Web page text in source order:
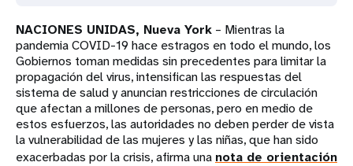
NACIONES UNIDAS, Nueva York – Mientras la
pandemia COVID-19 hace estragos en todo el mundo, los
Gobiernos toman medidas sin precedentes para limitar la
propagación del virus, intensifican las respuestas del
sistema de salud y anuncian restricciones de circulación
que afectan a millones de personas, pero en medio de
estos esfuerzos, las autoridades no deben perder de vista
la vulnerabilidad de las mujeres y las niñas, que han sido
exacerbadas por la crisis, afirma una nota de orientación